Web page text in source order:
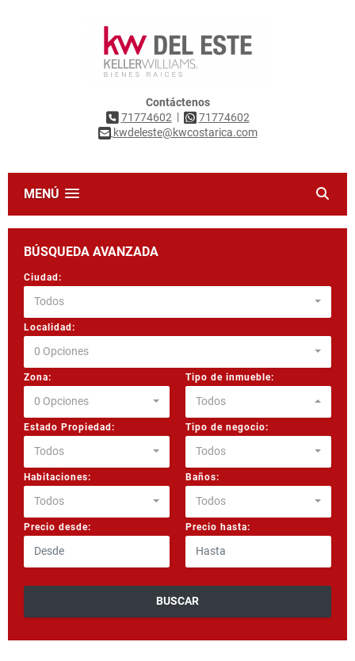
Contáctenos
71774602 |
71774602
kwdeleste@kwcostarica.com
MENÚ
BÚSQUEDA AVANZADA
Ciudad:
Todos
Localidad:
0 Opciones
Zona:
0 Opciones
Tipo de inmueble:
Todos
Estado Propiedad:
Todos
Tipo de negocio:
Todos
Habitaciones:
Todos
Baños:
Todos
Precio desde: Precio hasta:
BUSCAR